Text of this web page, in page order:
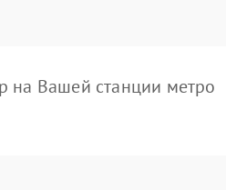
на Вашей станции метро